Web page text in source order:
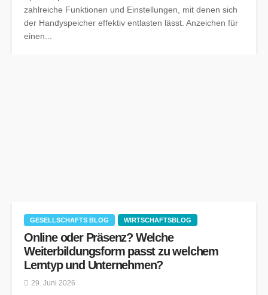
zahlreiche Funktionen und Einstellungen, mit denen sich
der Handyspeicher effektiv entlasten lässt. Anzeichen für
einen...
GESELLSCHAFTS BLOG WIRTSCHAFTSBLOG
Online oder Präsenz? Welche
Weiterbildungsform passt zu welchem
Lerntyp und Unternehmen?
29. Juni 2026